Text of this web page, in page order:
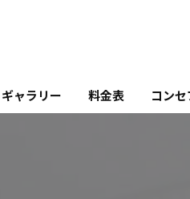
ギャラリー 料金表 コンセ